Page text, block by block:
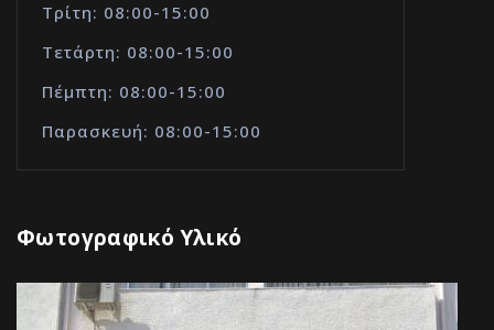
Τρίτη: 08:00-15:00
Τετάρτη: 08:00-15:00
Πέμπτη: 08:00-15:00
Παρασκευή: 08:00-15:00
Φωτογραφικό Υλικό